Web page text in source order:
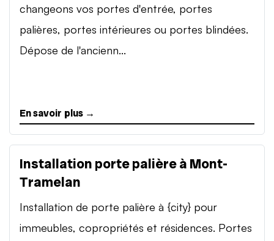
changeons vos portes d'entrée, portes
palières, portes intérieures ou portes blindées.
Dépose de l'ancienn...
En savoir plus →
Installation porte palière à Mont-
Tramelan
Installation de porte palière à {city} pour
immeubles, copropriétés et résidences. Portes